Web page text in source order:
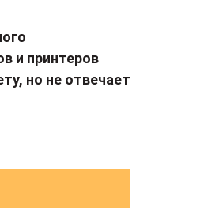
и принтеров
но не отвечает